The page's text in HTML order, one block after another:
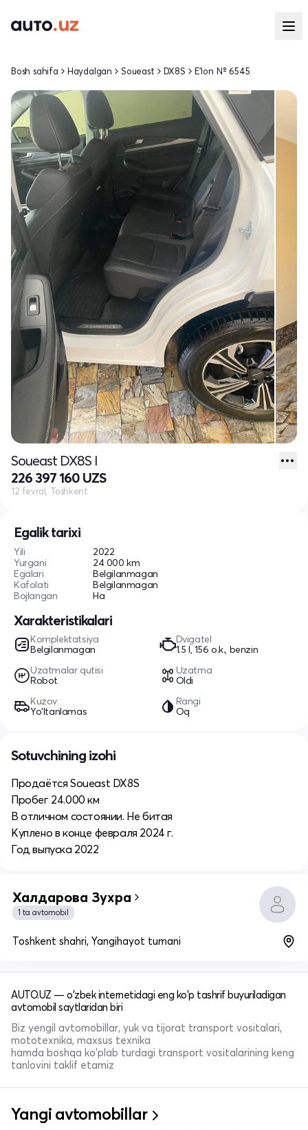
Egalik tarixi
Yili
2022
Yurgani
24 000 km
Egalari
Belgilanmagan
Kafolati
Belgilanmagan
Bojlangan
Ha
Xarakteristikalari
Komplektatsiya
Belgilanmagan
Dvigatel
1.5 l, 156 o.k., benzin
Uzatmalar qutisi
Robot
Uzatma
Oldi
Kuzov
Yo‘ltanlamas
Rangi
Oq
Bosh sahifa Haydalgan Soueast DX8S E'lon № 6545
Soueast DX8S I
226 397 160 UZS
12 fevral, Toshkent
Sotuvchining izohi
Продаётся Soueast DX8S
Пробег 24.000 км
В отличном состоянии. Не битая
Куплено в конце февраля 2024 г.
Год выпуска 2022
Халдарова Зухра
1 ta avtomobil
Toshkent shahri, Yangihayot tumani
AUTO.UZ — o'zbek internetidagi eng ko'p tashrif buyuriladigan
avtomobil saytlaridan biri
Biz yengil avtomobillar, yuk va tijorat transport vositalari,
mototexnika, maxsus texnika
hamda boshqa ko'plab turdagi transport vositalarining keng
tanlovini taklif etamiz
Yangi avtomobillar